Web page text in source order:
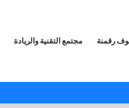
رقمنة مجتمع التقنية والريادة